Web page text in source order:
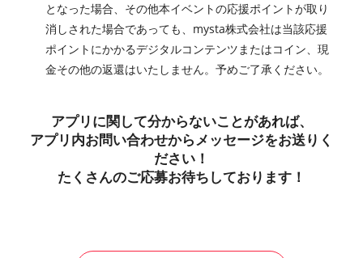
となった場合、その他本イベントの応援ポイントが取り
消しされた場合であっても、mysta株式会社は当該応援
ポイントにかかるデジタルコンテンツまたはコイン、現
金その他の返還はいたしません。予めご了承ください。
アプリに関して分からないことがあれば、
アプリ内お問い合わせからメッセージをお送りく
ださい！
たくさんのご応募お待ちしております！